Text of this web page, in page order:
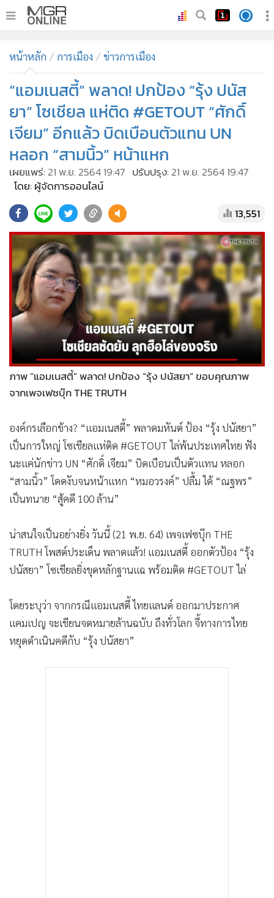
ทันเหตุการณ์
• ภาคใต้
ภูมิภาค
Online Section
• บันเทิง
• ผู้จัดการรายวัน
• คอลัมนิสต์
• CbizReview
• Cyber BIZ
• ผู้จัดกวน
• Good health & Well-being
• Green Innovation & SD
• Management & HR
• MGR Live
• Infographic
• การเมือง
• ท่องเที่ยว
• ต่างประเทศ
• Special Scoop
• เศรษฐกิจ-ธุรกิจ
• จีน
• ชุมชน-คุณภาพชีวิต
• Motoring
• เกม
• วิทยาศาสตร์
•
อินโดจีน
Celeb Online
หน้าหลัก การเมือง ข่าวการเมือง
“แอมเนสตี้” พลาด! ปกป้อง “รุ้ง ปนัส
ยา” โซเชียล แห่ติด #GETOUT “ศักดิ์
เจียม” อีกแล้ว บิดเบือนตัวแทน UN
หลอก “สามนิ้ว” หน้าแหก
เผยแพร่: 21 พ.ย. 2564 19:47 ปรับปรุง: 21 พ.ย. 2564 19:47
โดย: ผู้จัดการออนไลน์
13,551
ภาพ “แอมเนสตี้” พลาด! ปกป้อง “รุ้ง ปนัสยา” ขอบคุณภาพ
จากเพจเฟซบุ๊ก THE TRUTH
องค์กรเลือกข้าง? “แอมเนสตี้” พลาดมหันต์ ป้อง “รุ้ง ปนัสยา”
เป็นการใหญ่ โซเชียลแห่ติด #GETOUT ไล่พ้นประเทศไทย ฟัง
นะแค่นักข่าว UN “ศักดิ์ เจียม” บิดเบือนเป็นตัวแทน หลอก
“สามนิ้ว” โดดงับจนหน้าแหก “หมอวรงค์” ปลื้ม ได้ “ณฐพร”
เป็นทนาย “สู้คดี 100 ล้าน”
น่าสนใจเป็นอย่างยิ่ง วันนี้ (21 พ.ย. 64) เพจเฟซบุ๊ก THE
TRUTH โพสต์ประเด็น พลาดแล้ว! แอมเนสตี้ ออกตัวป้อง “รุ้ง
ปนัสยา” โซเชียลยิ่งขุดหลักฐานแฉ พร้อมติด #GETOUT ไล่
โดยระบุว่า จากกรณีแอมเนสตี้ ไทยแลนด์ ออกมาประกาศ
แคมเปญ จะเขียนจดหมายล้านฉบับ ถึงทั่วโลก จี้ทางการไทย
หยุดดำเนินคดีกับ “รุ้ง ปนัสยา”